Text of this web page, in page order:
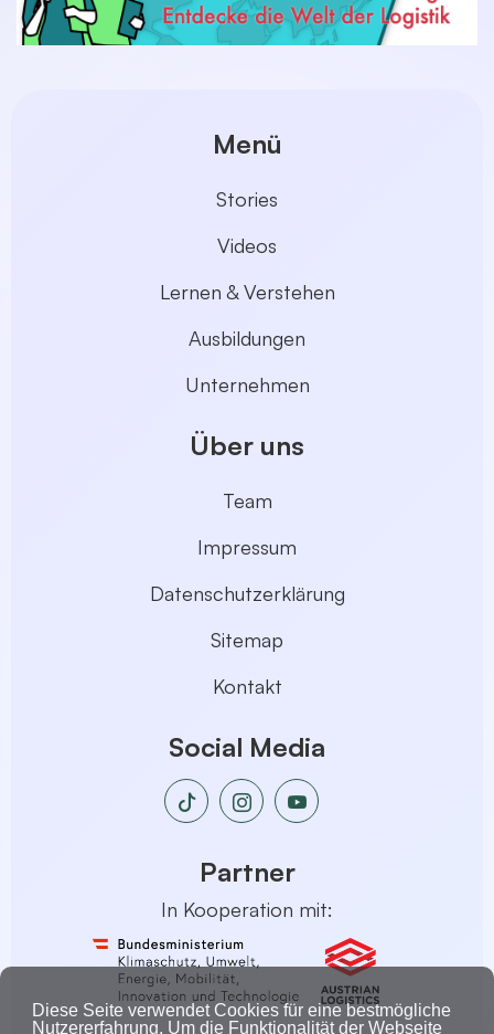
Diese Seite verwendet Cookies für eine bestmögliche
Nutzererfahrung. Um die Funktionalität der Webseite
Menü
Stories
Videos
Lernen & Verstehen
Ausbildungen
Unternehmen
Über uns
Team
Impressum
Datenschutzerklärung
Sitemap
Kontakt
Social Media
Partner
In Kooperation mit: